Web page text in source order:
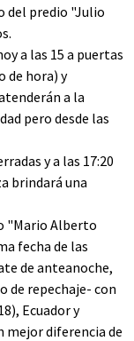
del predio "Julio
a las 15 a puertas
de hora) y
a la
pero desde las
y a las 17:20
brindará una
"Mario Alberto
fecha de las
de anteanoche,
de repechaje- con
Ecuador y
mejor diferencia de